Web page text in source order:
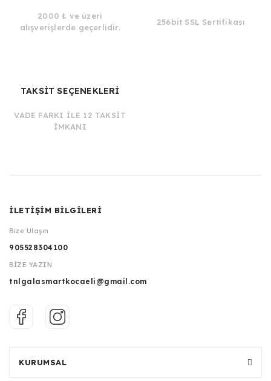
2000 ₺ ve üzeri
alışverişlerde geçerlidir.
256bit SSL Sertifikası
TAKSİT SEÇENEKLERİ
VADE FARKI İLE 12 TAKSİT
İMKANI
İLETİŞİM BİLGİLERİ
Bize Ulaşın
905528304100
BİZE YAZIN
tnlgalasmartkocaeli@gmail.com
KURUMSAL